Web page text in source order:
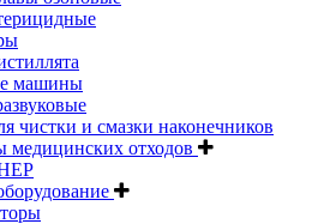
машины
чистки и смазки наконечников
медицинских отходов